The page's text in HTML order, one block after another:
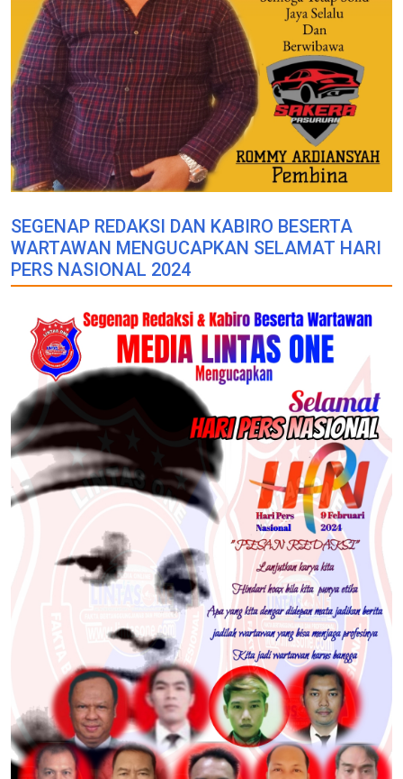
SEGENAP REDAKSI DAN KABIRO BESERTA
WARTAWAN MENGUCAPKAN SELAMAT HARI
PERS NASIONAL 2024